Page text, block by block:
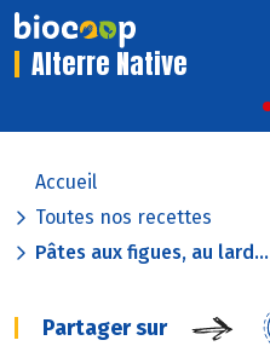
Alterre Native
Accueil
Toutes nos recettes
Pâtes aux figues, au lard...
Partager sur